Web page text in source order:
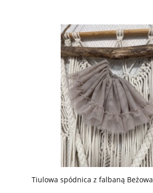
Tiulowa spódnica z falbaną Beżowa